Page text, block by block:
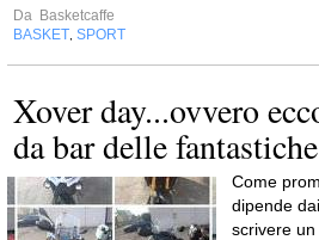
Da Basketcaffe
BASKET SPORT
Xover day...ovvero
da bar delle
Come
dipende
scrivere